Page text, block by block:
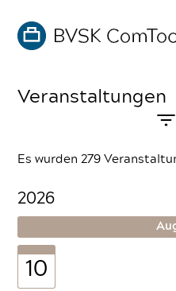
Veranstaltungen
Es wurden 279
2026
10